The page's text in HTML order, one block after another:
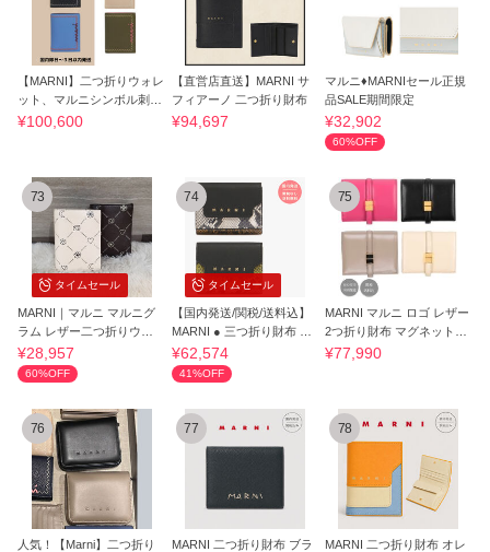
【MARNI】二つ折りウォレ
ット、マルニシンボル刺繍
入り
¥100,600
【直営店直送】MARNI サ
フィアーノ 二つ折り財布
¥94,697
マルニ♦MARNIセール正規
品SALE期間限定
¥32,902
60%OFF
タイムセール
73
MARNI｜マルニ マルニグ
ラム レザー二つ折りウォ
レット
¥28,957
60%OFF
タイムセール
74
【国内発送/関税/送料込】
MARNI ● 三つ折り財布 レ
ザー
¥62,574
41%OFF
75
MARNI マルニ ロゴ レザー
2つ折り財布 マグネット開
閉 関送込
¥77,990
76
人気！【Marni】二つ折り
77
MARNI 二つ折り財布 ブラ
78
MARNI 二つ折り財布 オレ